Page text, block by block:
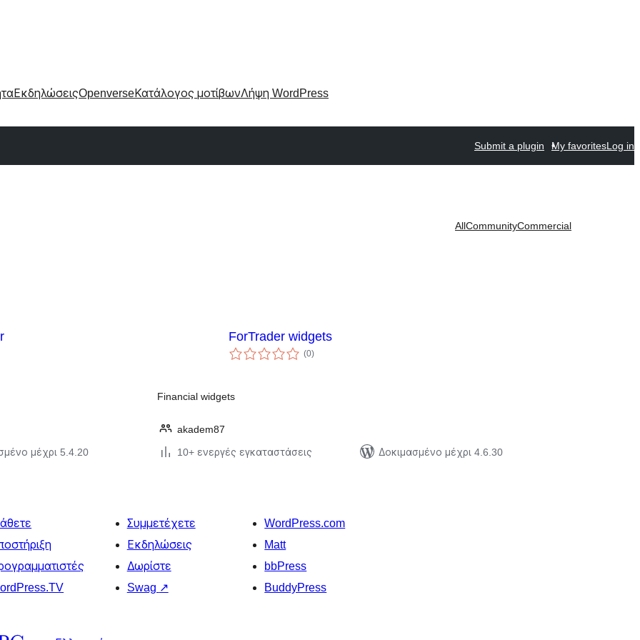
ΕκδηλώσειςOpenverseΚατάλογος μοτίβωνΛήψη WordPress
Submit a plugin My favoritesLog in
AllCommunityCommercial
μέχρι 5.4.20
ForTrader widgets
(0αξιολογήσεις
σύνολο
)
Financial widgets
akadem87
10+ ενεργές εγκαταστάσεις
Δοκιμασμένο μέχρι 4.6.30
Συμμετέχετε
Εκδηλώσεις
Δωρίστε
Swag ↗
WordPress.com
Matt
bbPress
BuddyPress